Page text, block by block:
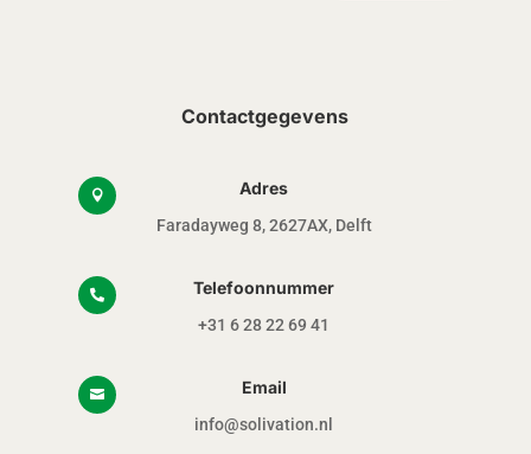
Contactgegevens
 Adres
Faradayweg 8, 2627AX, Delft
 Telefoonnummer
+31 6 28 22 69 41
 Email
info@solivation.nl